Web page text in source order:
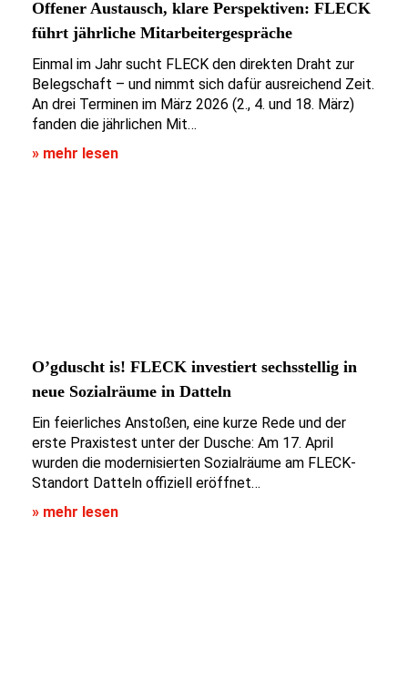
Offener Austausch, klare Perspektiven: FLECK
führt jährliche Mitarbeitergespräche
Einmal im Jahr sucht FLECK den direkten Draht zur
Belegschaft – und nimmt sich dafür ausreichend Zeit.
An drei Terminen im März 2026 (2., 4. und 18. März)
fanden die jährlichen Mit…
» mehr lesen
O’gduscht is! FLECK investiert sechsstellig in
neue Sozialräume in Datteln
Ein feierliches Anstoßen, eine kurze Rede und der
erste Praxistest unter der Dusche: Am 17. April
wurden die modernisierten Sozialräume am FLECK-
Standort Datteln offiziell eröffnet…
» mehr lesen